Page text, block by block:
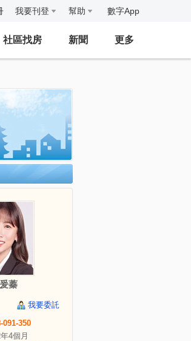
我要刊登 幫助 數字App
社區找房 新聞 更多
蓁
我要委託
091-350
4個月